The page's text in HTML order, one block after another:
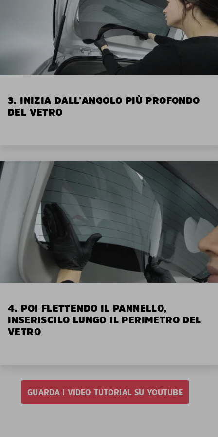
3. INIZIA DALL’ANGOLO PIÙ PROFONDO
DEL VETRO
4. POI FLETTENDO IL PANNELLO,
INSERISCILO LUNGO IL PERIMETRO DEL
VETRO
GUARDA I VIDEO TUTORIAL SU YOUTUBE